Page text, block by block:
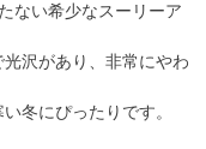
ない希少なスーリーア
沢があり、非常にやわ
冬にぴったりです。